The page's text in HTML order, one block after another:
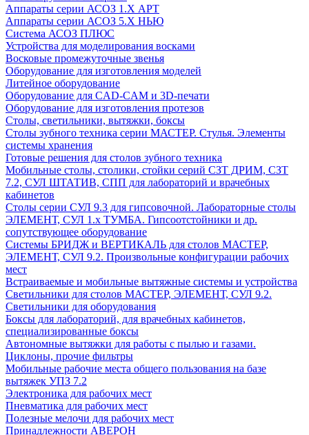
Аппараты серии АСОЗ 1.Х АРТ
Аппараты серии АСОЗ 5.Х НЬЮ
Система АСОЗ ПЛЮС
Устройства для моделирования восками
Восковые промежуточные звенья
Оборудование для изготовления моделей
Литейное оборудование
Оборудование для CAD-CAM и 3D-печати
Оборудование для изготовления протезов
Cтолы, светильники, вытяжки, боксы
Столы зубного техника серии МАСТЕР. Стулья. Элементы
системы хранения
Готовые решения для столов зубного техника
Мобильные столы, столики, стойки серий СЗТ ДРИМ, СЗТ
7.2, СУЛ ШТАТИВ, СПП для лабораторий и врачебных
кабинетов
Столы серии СУЛ 9.3 для гипсовочной. Лабораторные столы
ЭЛЕМЕНТ, СУЛ 1.х ТУМБА. Гипсоотстойники и др.
сопутствующее оборудование
Системы БРИДЖ и ВЕРТИКАЛЬ для столов МАСТЕР,
ЭЛЕМЕНТ, СУЛ 9.2. Произвольные конфигурации рабочих
мест
Встраиваемые и мобильные вытяжные системы и устройства
Светильники для столов МАСТЕР, ЭЛЕМЕНТ, СУЛ 9.2.
Светильники для оборудования
Боксы для лабораторий, для врачебных кабинетов,
специализированные боксы
Автономные вытяжки для работы с пылью и газами.
Циклоны, прочие фильтры
Мобильные рабочие места общего пользования на базе
вытяжек УПЗ 7.2
Электроника для рабочих мест
Пневматика для рабочих мест
Полезные мелочи для рабочих мест
Принадлежности АВЕРОН